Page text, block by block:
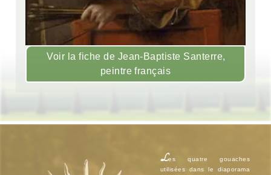
Voir la fiche de Jean-Baptiste Santerre,
peintre français
Les quatre gouaches
utilisées dans le diaporama